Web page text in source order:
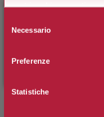
nostri cookie se continua
delNecessario
Preferenze
Statistiche
Si tratta della prima